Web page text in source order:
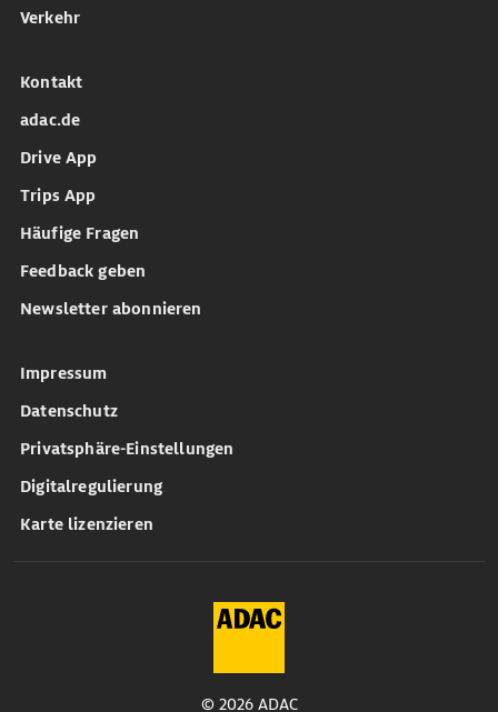
Verkehr
Kontakt
adac.de
Drive App
Trips App
Häufige Fragen
Feedback geben
Newsletter abonnieren
Impressum
Datenschutz
Privatsphäre-Einstellungen
Digitalregulierung
Karte lizenzieren
© 2026 ADAC